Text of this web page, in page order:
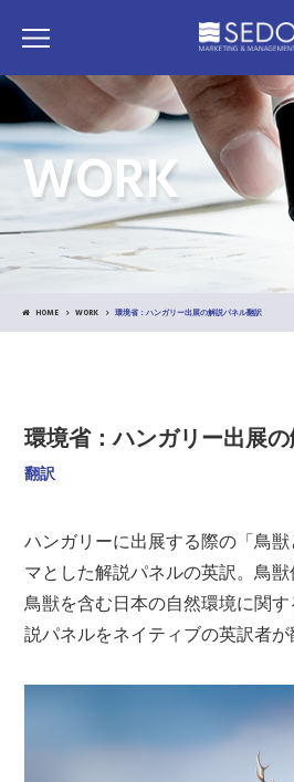
WORK
HOME WORK 環境省：ハンガリー出展の解説パネル翻訳
環境省：ハンガリー出展
翻訳
ハンガリーに出展する際の「鳥
マとした解説パネルの英訳。鳥
鳥獣を含む日本の自然環境に関
説パネルをネイティブの英訳者が